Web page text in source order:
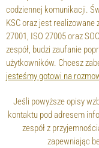
codziennej komunikacji.
KSC oraz jest
27001, ISO 27005 oraz
zespół, budzi zaufanie
użytkowników. Chcesz
jesteśmy gotowi na
Jeśli powyższe opisy
kontaktu pod adresem
zespół z
zapewniając